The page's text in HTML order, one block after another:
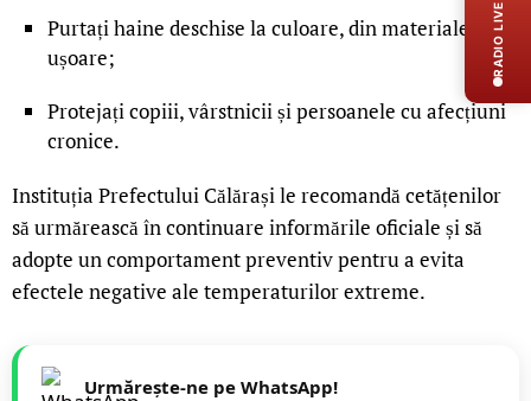
Purtați haine deschise la culoare, din materiale
ușoare;
Protejați copiii, vârstnicii și persoanele cu afecțiuni
cronice.
Instituția Prefectului Călărași le recomandă cetățenilor
să urmărească în continuare informările oficiale și să
adopte un comportament preventiv pentru a evita
efectele negative ale temperaturilor extreme.
Urmărește-ne pe WhatsApp!
RADIO LIVE